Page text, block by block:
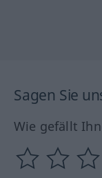
Sagen Sie
Wie gefällt